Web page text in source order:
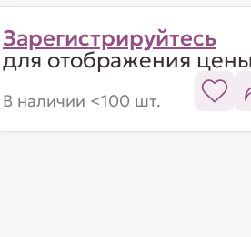
Зарегистрируйтесь
для отображения
В наличии <100 шт.